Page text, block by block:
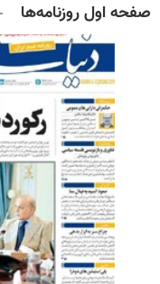
صفحه اول روزنامه‌ها